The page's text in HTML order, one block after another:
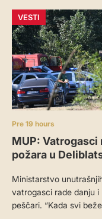
Pre 19 hours
VESTI
MUP: Vatrogasci
požara u
Ministarstvo
vatrogasci rade danju
peščari. “Kada svi